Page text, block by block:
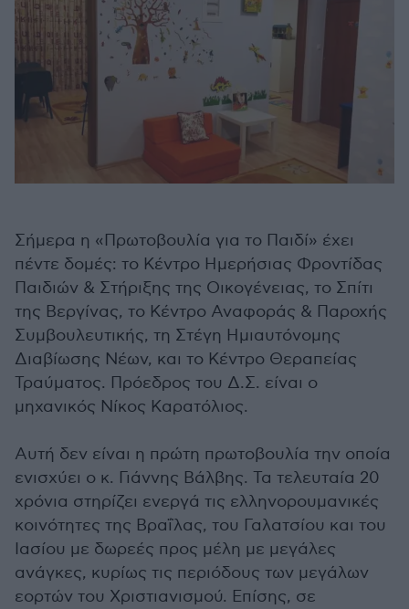
Σήµερα η «Πρωτοβουλία για το Παιδί» έχει
πέντε δοµές: το Κέντρο Ηµερήσιας Φροντίδας
Παιδιών & Στήριξης της Οικογένειας, το Σπίτι
της Βεργίνας, το Κέντρο Αναφοράς & Παροχής
Συµβουλευτικής, τη Στέγη Ηµιαυτόνοµης
∆ιαβίωσης Νέων, και το Κέντρο Θεραπείας
Τραύµατος. Πρόεδρος του ∆.Σ. είναι ο
µηχανικός Νίκος Καρατόλιος.
Αυτή δεν είναι η πρώτη πρωτοβουλία την οποία
ενισχύει ο κ. Γιάννης Βάλβης. Τα τελευταία 20
χρόνια στηρίζει ενεργά τις ελληνορουµανικές
κοινότητες της Βραΐλας, του Γαλατσίου και του
Ιασίου µε δωρεές προς µέλη µε µεγάλες
ανάγκες, κυρίως τις περιόδους των µεγάλων
εορτών του Χριστιανισµού. Επίσης, σε